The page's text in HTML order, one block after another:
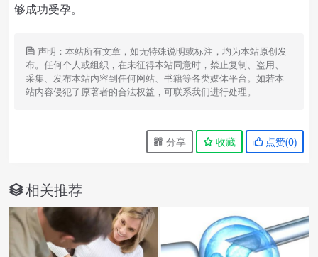
够成功受孕。
声明：本站所有文章，如无特殊说明或标注，均为本站原创发
布。任何个人或组织，在未征得本站同意时，禁止复制、盗用、
采集、发布本站内容到任何网站、书籍等各类媒体平台。如若本
站内容侵犯了原著者的合法权益，可联系我们进行处理。
分享 收藏 点赞(0)
相关推荐